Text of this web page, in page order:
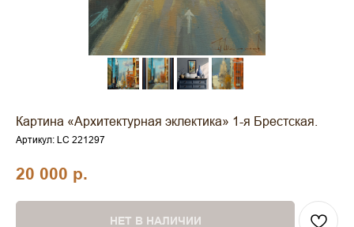
Картина «Архитектурная эклектика» 1-я Брестская.
Артикул: LC 221297
20 000 р.
НЕТ В НАЛИЧИИ